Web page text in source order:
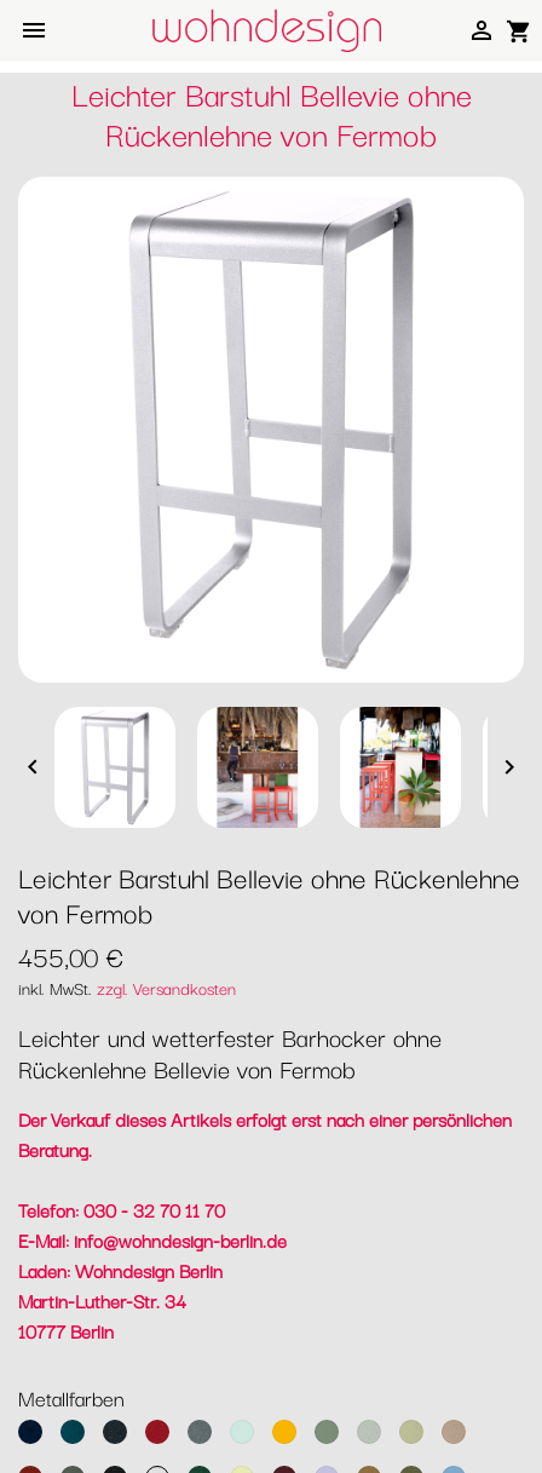
 shopping_cart

Leichter Barstuhl Bellevie ohne
Rückenlehne von Fermob
 
Leichter Barstuhl Bellevie ohne Rückenlehne
von Fermob
455,00 €
inkl. MwSt. zzgl. Versandkosten
Leichter und wetterfester Barhocker ohne
Rückenlehne Bellevie von Fermob
Der Verkauf dieses Artikels erfolgt erst nach einer persönlichen
Beratung.
Telefon: 030 - 32 70 11 70
E-Mail: info@wohndesign-berlin.de
Laden: Wohndesign Berlin
Martin-Luther-Str. 34
10777 Berlin
Metallfarben
AbyssblauAcapulcoblau
Anthrazit
Chili Gewittergrau
Gletscherminze
HonigKaktusLehmgrau
LindgrünMuskat